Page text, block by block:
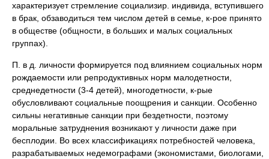
характеризует стремление социализир. индивида, вступившего
в брак, обзаводиться тем числом детей в семье, к-рое принято
в обществе (общности, в больших и малых социальных
группах).
П. в д. личности формируется под влиянием социальных норм
рождаемости или репродуктивных норм малодетности,
среднедетности (3-4 детей), многодетности, к-рые
обусловливают социальные поощрения и санкции. Особенно
сильны негативные санкции при бездетности, поэтому
моральные затруднения возникают у личности даже при
бесплодии. Во всех классификациях потребностей человека,
разрабатываемых недемографами (экономистами, биологами,